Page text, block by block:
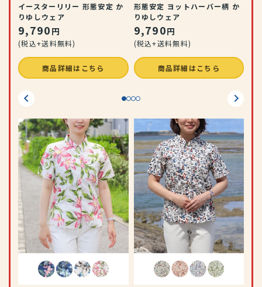
イースターリリー 形態安定 か
りゆしウェア
9,790 円
(税込+送料無料)
商品詳細はこちら
形態安定 ヨットハーバー柄 か
りゆしウェア
9,790円
(税込+送料無料)
商品詳細はこちら